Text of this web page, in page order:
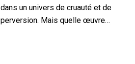
dans un univers de cruauté et de
perversion. Mais quelle œuvre…